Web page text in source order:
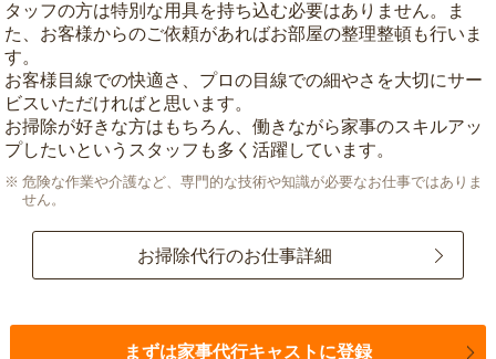
タッフの方は特別な用具を持ち込む必要はありません。ま
た、お客様からのご依頼があればお部屋の整理整頓も行いま
す。
お客様目線での快適さ、プロの目線での細やさを大切にサー
ビスいただければと思います。
お掃除が好きな方はもちろん、働きながら家事のスキルアッ
プしたいというスタッフも多く活躍しています。
危険な作業や介護など、専門的な技術や知識が必要なお仕事ではありま
せん。
お掃除代行のお仕事詳細
まずは家事代行キャストに登録